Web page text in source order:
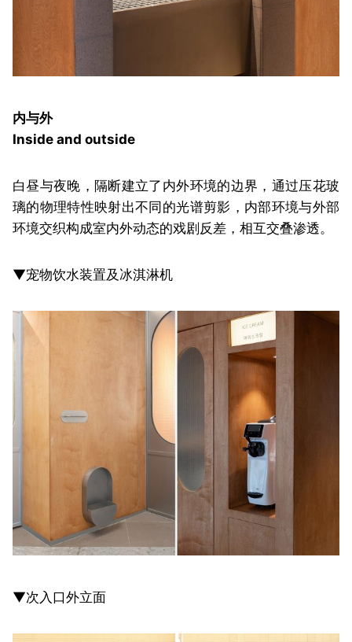
内与外
Inside and outside
白昼与夜晚，隔断建立了内外环境的边界，通过压花玻
璃的物理特性映射出不同的光谱剪影，内部环境与外部
环境交织构成室内外动态的戏剧反差，相互交叠渗透。
▼宠物饮水装置及冰淇淋机
▼次入口外立面